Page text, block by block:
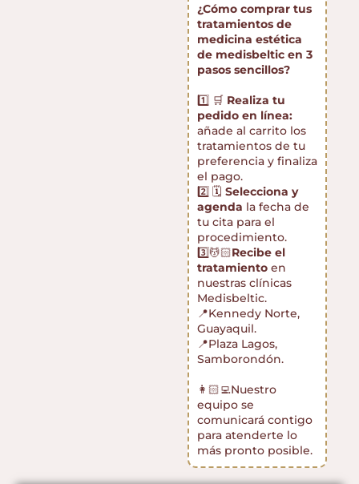
¿Cómo comprar tus
tratamientos de
medicina estética
de medisbeltic en 3
pasos sencillos?
1️⃣ 🛒 Realiza tu
pedido en línea:
añade al carrito los
tratamientos de tu
preferencia y finaliza
el pago.
2️⃣ 🗓️ Selecciona y
agenda la fecha de
tu cita para el
procedimiento.
3️⃣💆🏻Recibe el
tratamiento en
nuestras clínicas
Medisbeltic.
📍Kennedy Norte,
Guayaquil.
📍Plaza Lagos,
Samborondón.
👩🏻‍💻Nuestro
equipo se
comunicará contigo
para atenderte lo
más pronto posible.